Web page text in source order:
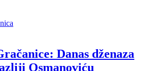
Danas dženaza
Osmanoviću